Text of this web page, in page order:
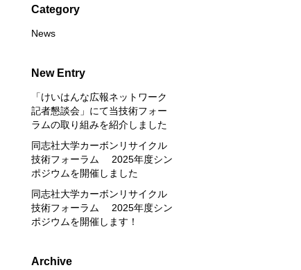
Category
News
New Entry
「けいはんな広報ネットワーク
記者懇談会」にて当技術フォー
ラムの取り組みを紹介しました
同志社大学カーボンリサイクル
技術フォーラム 2025年度シン
ポジウムを開催しました
同志社大学カーボンリサイクル
技術フォーラム 2025年度シン
ポジウムを開催します！
Archive